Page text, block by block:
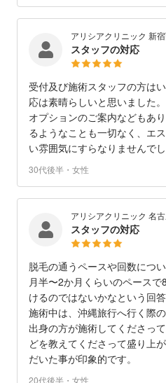
アリシアクリニック 新
スタッフの対応
受付及び施術スタッフの方は
応は素晴らしいと思いました
オプションのご案内などもあ
るようなことも一切なく、エ
い雰囲気にすらなりませんでし
30代後半・女性
アリシアクリニック 名
スタッフの対応
脱毛の通うペースや回数につ
月半〜2か月くらいのペース
けるのではないかなという回
施術中は、沖縄旅行へ行く際
出身の方が施術してくださっ
どを教えてくださって盛り上
だいた事が印象的です。
20代後半・女性